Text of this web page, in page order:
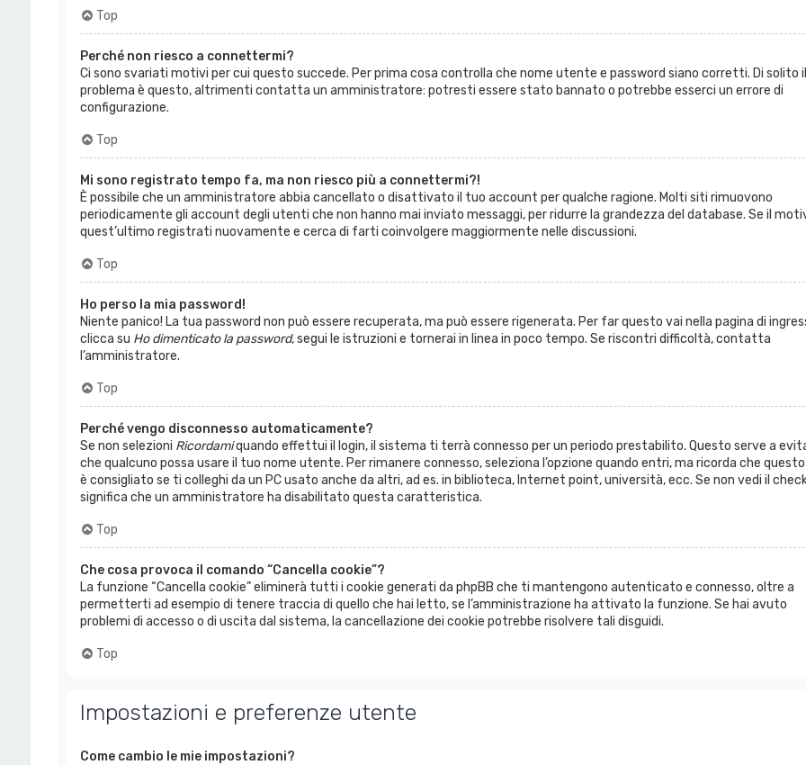
Top
Perché non riesco a connettermi?
Ci sono svariati motivi per cui questo succede. Per prima cosa controlla che nome utente e password siano corretti. Di solito il
problema è questo, altrimenti contatta un amministratore: potresti essere stato bannato o potrebbe esserci un errore di
configurazione.
Top
Mi sono registrato tempo fa, ma non riesco più a connettermi?!
È possibile che un amministratore abbia cancellato o disattivato il tuo account per qualche ragione. Molti siti rimuovono
periodicamente gli account degli utenti che non hanno mai inviato messaggi, per ridurre la grandezza del database. Se il
quest’ultimo registrati nuovamente e cerca di farti coinvolgere maggiormente nelle discussioni.
Top
Ho perso la mia password!
Niente panico! La tua password non può essere recuperata, ma può essere rigenerata. Per far questo vai nella pagina di
clicca su Ho dimenticato la password, segui le istruzioni e tornerai in linea in poco tempo. Se riscontri difficoltà, contatta
l’amministratore.
Top
Perché vengo disconnesso automaticamente?
Se non selezioni Ricordamiquando effettui il login, il sistema ti terrà connesso per un periodo prestabilito. Questo serve a
che qualcuno possa usare il tuo nome utente. Per rimanere connesso, seleziona l’opzione quando entri, ma ricorda che
è consigliato se ti colleghi da un PC usato anche da altri, ad es. in biblioteca, Internet point, università, ecc. Se non vedi il
significa che un amministratore ha disabilitato questa caratteristica.
Top
Che cosa provoca il comando “Cancella cookie”?
La funzione “Cancella cookie” eliminerà tutti i cookie generati da phpBB che ti mantengono autenticato e connesso, oltre a
permetterti ad esempio di tenere traccia di quello che hai letto, se l’amministrazione ha attivato la funzione. Se hai avuto
problemi di accesso o di uscita dal sistema, la cancellazione dei cookie potrebbe risolvere tali disguidi.
Top
Impostazioni e preferenze utente
Come cambio le mie impostazioni?